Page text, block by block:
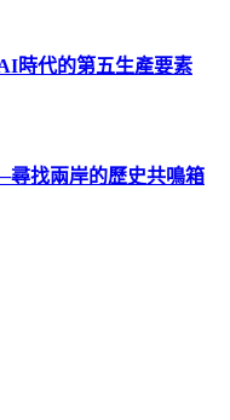
時代的第五生產要素
尋找兩岸的歷史共鳴箱